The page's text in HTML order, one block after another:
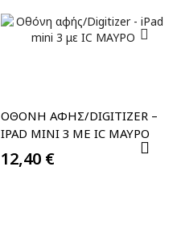
ΟΘΌΝΗ ΑΦΉΣ/DIGITIZER –
IPAD MINI 3 ΜΕ IC ΜΑΥΡΟ
12,40 €